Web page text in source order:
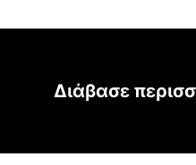
Διάβασε